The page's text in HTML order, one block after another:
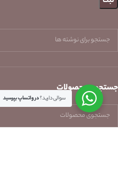
جستجوی محصولات
سوالی دارید؟در واتساپ بپرسید